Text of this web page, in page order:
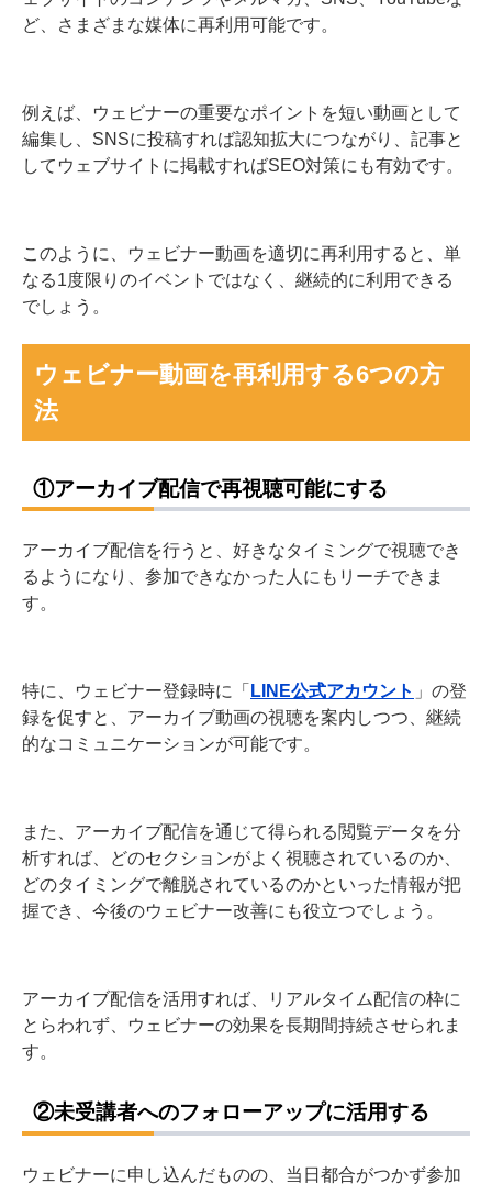
ど、さまざまな媒体に再利用可能です。
例えば、ウェビナーの重要なポイントを短い動画として
編集し、SNSに投稿すれば認知拡大につながり、記事と
してウェブサイトに掲載すればSEO対策にも有効です。
このように、ウェビナー動画を適切に再利用すると、単
なる1度限りのイベントではなく、継続的に利用できる
でしょう。
ウェビナー動画を再利用する6つの方
法
①アーカイブ配信で再視聴可能にする
アーカイブ配信を行うと、好きなタイミングで視聴でき
るようになり、参加できなかった人にもリーチできま
す。
特に、ウェビナー登録時に「 LINE公式アカウント 」の登
録を促すと、アーカイブ動画の視聴を案内しつつ、継続
的なコミュニケーションが可能です。
また、アーカイブ配信を通じて得られる閲覧データを分
析すれば、どのセクションがよく視聴されているのか、
どのタイミングで離脱されているのかといった情報が把
握でき、今後のウェビナー改善にも役立つでしょう。
アーカイブ配信を活用すれば、リアルタイム配信の枠に
とらわれず、ウェビナーの効果を長期間持続させられま
す。
②未受講者へのフォローアップに活用する
ウェビナーに申し込んだものの、当日都合がつかず参加